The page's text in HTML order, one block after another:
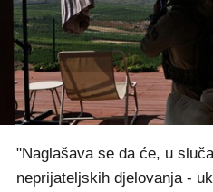
"Naglašava se da će, u
neprijateljskih djelovanja -